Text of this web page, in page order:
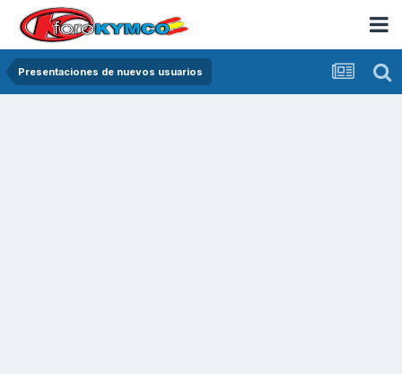
Presentaciones de nuevos usuarios